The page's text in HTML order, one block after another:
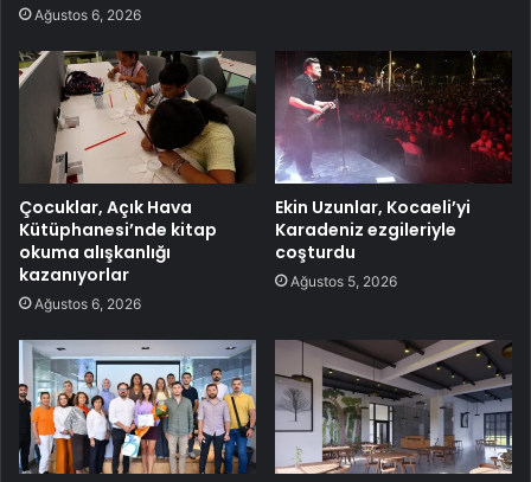
Ağustos 6, 2026
Çocuklar, Açık Hava
Kütüphanesi’nde kitap
okuma alışkanlığı
kazanıyorlar
Ağustos 6, 2026
Ekin Uzunlar, Kocaeli’yi
Karadeniz ezgileriyle
coşturdu
Ağustos 5, 2026